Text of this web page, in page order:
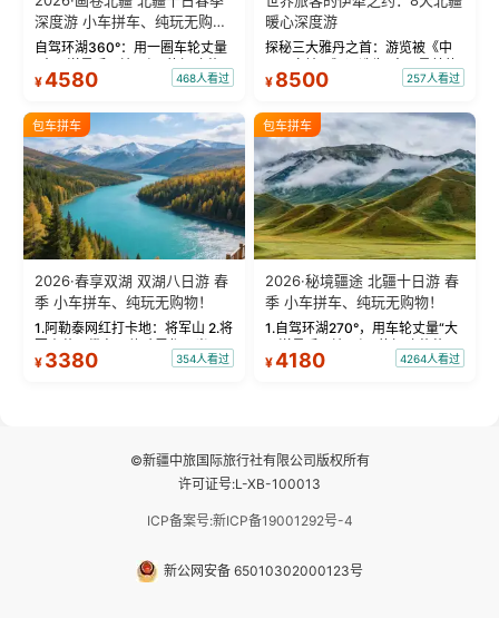
深度游 小车拼车、纯玩无购
物！
自驾环湖360°：用一圈车轮丈量
“大西洋最后一滴眼泪”的极致蔚
蓝。 赛湖旅拍：甄选多款风格服
绝美瞬间。 赛湖坦克300跟车视
频：专业摄影师...
¥4580 468人看过
暖心深度游
探秘三大雅丹之首：游览被《中
国国家地理》评选为“中国最美的
三大雅丹”第一名的克拉玛依魔鬼
瓦人最大村落——禾木村，欣赏
晨雾与小木...
¥ 8500 257人看过
包车拼车
2026·春享双湖 双湖八日游 春
季 小车拼车、纯玩无购物！
1.阿勒泰网红打卡地：将军山 2.将
军山落日缆车，体验雪都风光 3.
将军山，夕阳派对，蹦迪party 4.
¥ 3380 354人看过
包车拼车
2026·秘境疆途 北疆十日游 春
季 小车拼车、纯玩无购物！
1.自驾环湖270°，用车轮丈量“大
西洋最后一滴眼泪”的极致蔚蓝，
让雪山、花海与深邃湖水在转弯
¥4180 4264人看过
©新疆中旅国际旅行社有限公司版权所有
许可证号:L-XB-100013
ICP备案号:新ICP备19001292号-4
新公网安备 65010302000123号